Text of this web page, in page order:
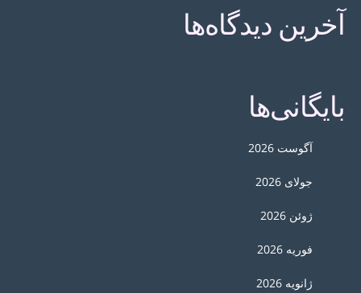
آخرین دیدگاه‌ها
بایگانی‌ها
آگوست 2026
جولای 2026
ژوئن 2026
فوریه 2026
ژانویه 2026